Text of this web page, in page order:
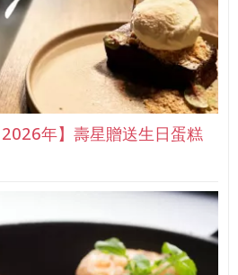
年】壽星贈送生日蛋糕